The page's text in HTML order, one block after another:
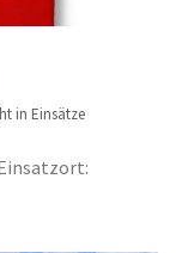
in Einsätze